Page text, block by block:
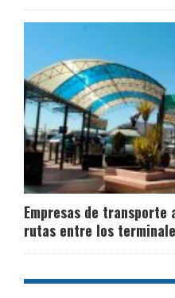
Empresas de
rutas entre los